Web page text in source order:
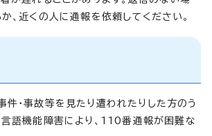
、近くの人に通報を依頼してください。
件・事故等を見たり遭われたりした方のう
言語機能障害により、110番通報が困難な